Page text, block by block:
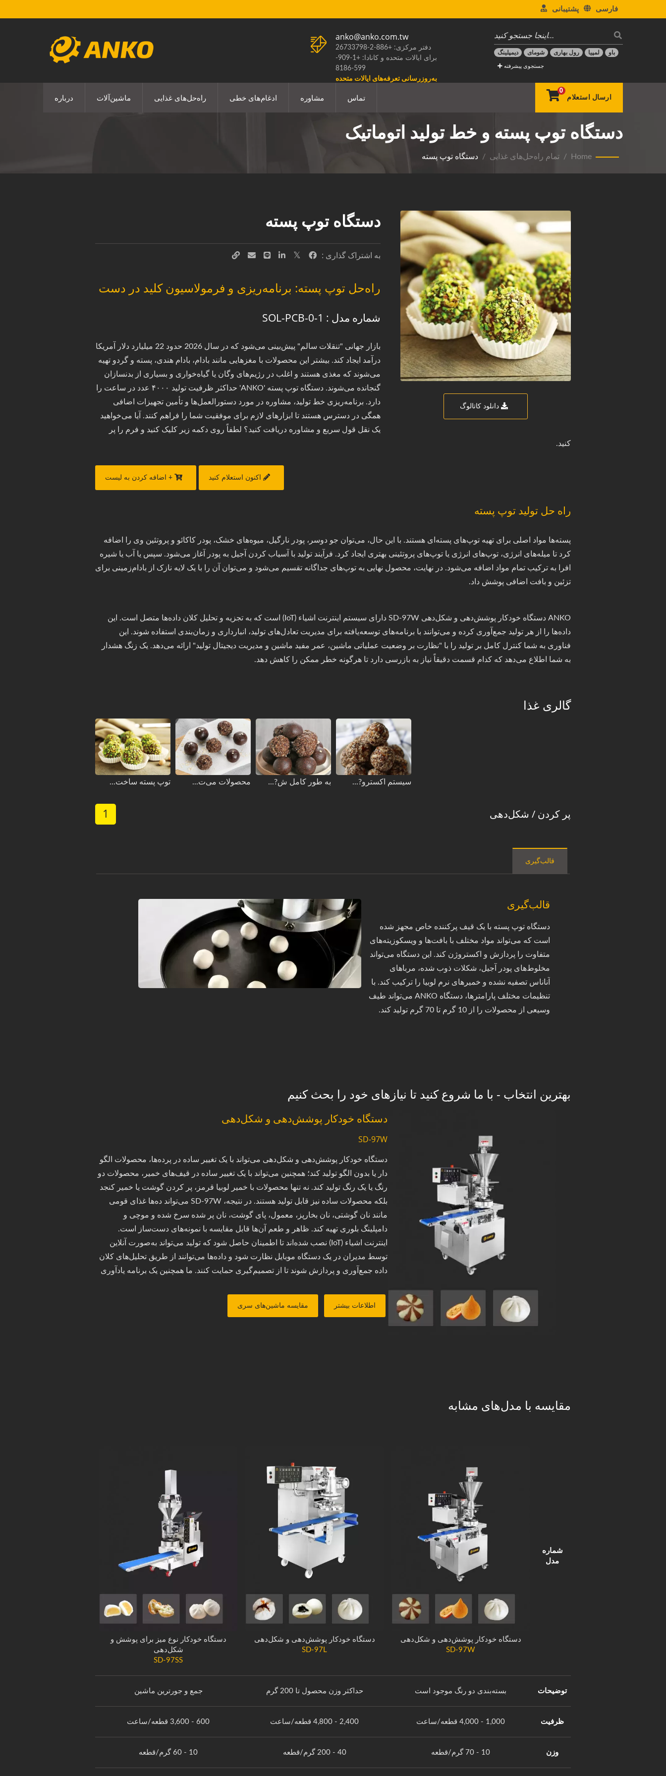
فارسی پشتیبانی
دیمپلینگ شومای رول بهاری لمپیا باو
جستجوی پیشرفته
anko@anko.com.tw
دفتر مرکزی: +886-2-26733798
برای ایالات متحده و کانادا: +1-909-
599-8186
به‌روزرسانی تعرفه‌های ایالات متحده
درباره ماشین‌آلات راه‌حل‌های غذایی ادغام‌های خطی مشاوره تماس
0
ارسال استعلام
دستگاه توپ پسته و خط تولید اتوماتیک
Home
/ تمام راه‌حل‌های غذایی / دستگاه توپ پسته
دانلود کاتالوگ
دستگاه توپ پسته
به اشتراک گذاری :
راه‌حل توپ پسته: برنامه‌ریزی و فرمولاسیون کلید در دست
شماره مدل : SOL-PCB-0-1
بازار جهانی "تنقلات سالم" پیش‌بینی می‌شود که در سال 2026 حدود 22 میلیارد دلار آمریکا
درآمد ایجاد کند. بیشتر این محصولات با مغزهایی مانند بادام، بادام هندی، پسته و گردو تهیه
می‌شوند که مغذی هستند و اغلب در رژیم‌های وگان یا گیاه‌خواری و بسیاری از بدنسازان
گنجانده می‌شوند. دستگاه توپ پسته 'ANKO' حداکثر ظرفیت تولید ۴۰۰۰ عدد در ساعت را
دارد. برنامه‌ریزی خط تولید، مشاوره در مورد دستورالعمل‌ها و تأمین تجهیزات اضافی
همگی در دسترس هستند تا ابزارهای لازم برای موفقیت شما را فراهم کنند. آیا می‌خواهید
یک نقل قول سریع و مشاوره دریافت کنید؟ لطفاً روی دکمه زیر کلیک کنید و فرم را پر
کنید.
+ اضافه کردن به لیست اکنون استعلام کنید
راه حل تولید توپ پسته
پسته‌ها مواد اصلی برای تهیه توپ‌های پسته‌ای هستند. با این حال، می‌توان جو دوسر، پودر نارگیل، میوه‌های خشک، پودر کاکائو و پروتئین وی را اضافه
کرد تا میله‌های انرژی، توپ‌های انرژی یا توپ‌های پروتئینی بهتری ایجاد کرد. فرآیند تولید با آسیاب کردن آجیل به پودر آغاز می‌شود. سپس یا آب یا شیره
افرا به ترکیب تمام مواد اضافه می‌شود. در نهایت، محصول نهایی به توپ‌های جداگانه تقسیم می‌شود و می‌توان آن را با یک لایه نازک از بادام‌زمینی برای
تزئین و بافت اضافی پوشش داد.
ANKO دستگاه خودکار پوشش‌دهی و شکل‌دهی SD-97W دارای سیستم اینترنت اشیاء (IoT) است که به تجزیه و تحلیل کلان داده‌ها متصل است. این
داده‌ها را از هر تولید جمع‌آوری کرده و می‌توانند با برنامه‌های توسعه‌یافته برای مدیریت تعادل‌های تولید، انبارداری و زمان‌بندی استفاده شوند. این
فناوری به شما کنترل کامل بر تولید را با "نظارت بر وضعیت عملیاتی ماشین، عمر مفید ماشین و مدیریت دیجیتال تولید" ارائه می‌دهد. یک زنگ هشدار
به شما اطلاع می‌دهد که کدام قسمت دقیقاً نیاز به بازرسی دارد تا هرگونه خطر ممکن را کاهش دهد.
گالری غذا
توپ پسته ساخت... محصولات می‌ت... به طور کامل ش?... سیستم اکسترو?...
1 پر کردن / شکل‌دهی
قالب‌گیری
قالب‌گیری
دستگاه توپ پسته با یک قیف پرکننده خاص مجهز شده
است که می‌تواند مواد مختلف با بافت‌ها و ویسکوزیته‌های
متفاوت را پردازش و اکستروژن کند. این دستگاه می‌تواند
مخلوط‌های پودر آجیل، شکلات ذوب شده، مرباهای
آناناس تصفیه نشده و خمیرهای نرم لوبیا را ترکیب کند. با
تنظیمات مختلف پارامترها، دستگاه ANKO می‌تواند طیف
وسیعی از محصولات را از 10 گرم تا 70 گرم تولید کند.
بهترین انتخاب - با ما شروع کنید تا نیازهای خود را بحث کنیم
دستگاه خودکار پوشش‌دهی و شکل‌دهی
SD-97W
دستگاه خودکار پوشش‌دهی و شکل‌دهی می‌تواند با یک تغییر ساده در پرده‌ها، محصولات الگو
دار یا بدون الگو تولید کند؛ همچنین می‌تواند با یک تغییر ساده در قیف‌های خمیر، محصولات دو
رنگ یا یک رنگ تولید کند. نه تنها محصولات با خمیر لوبیا قرمز، پر کردن گوشت یا خمیر کنجد
بلکه محصولات ساده نیز قابل تولید هستند. در نتیجه، SD-97W می‌تواند ده‌ها غذای قومی
مانند نان گوشتی، نان بخارپز، معمول، پای گوشت، نان پر شده سرخ شده و موچی و
دامپلینگ بلوری تهیه کند. ظاهر و طعم آن‌ها قابل مقایسه با نمونه‌های دست‌ساز است.
اینترنت اشیاء (IoT) نصب شده‌اند تا اطمینان حاصل شود که تولید می‌تواند به‌صورت آنلاین
توسط مدیران در یک دستگاه موبایل نظارت شود و داده‌ها می‌توانند از طریق تحلیل‌های کلان
داده جمع‌آوری و پردازش شوند تا از تصمیم‌گیری حمایت کنند. ما همچنین یک برنامه یادآوری
اطلاعات بیشتر مقایسه ماشین‌های سری
مقایسه با مدل‌های مشابه
شماره
مدل
دستگاه خودکار پوشش‌دهی و شکل‌دهی
SD-97W
دستگاه خودکار پوشش‌دهی و شکل‌دهی
SD-97L
دستگاه خودکار نوع میز برای پوشش و
شکل‌دهی
SD-97SS
توضیحات بسته‌بندی دو رنگ موجود است حداکثر وزن محصول تا 200 گرم جمع و جورترین ماشین
ظرفیت 1,000 - 4,000 قطعه/ساعت 2,400 - 4,800 قطعه/ساعت 600 - 3,600 قطعه/ساعت
وزن 10 - 70 گرم/قطعه 40 - 200 گرم/قطعه 10 - 60 گرم/قطعه